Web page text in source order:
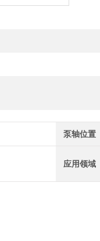
泵轴位置
应用领域